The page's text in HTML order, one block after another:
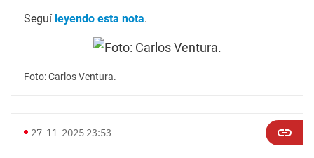
Seguí leyendo esta nota.
Foto: Carlos Ventura.
27-11-2025 23:53